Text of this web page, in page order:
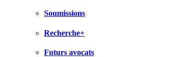
Soumissions
Recherche+
Futurs avocats